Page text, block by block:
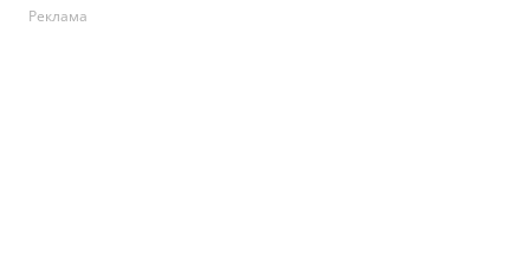
Реклама